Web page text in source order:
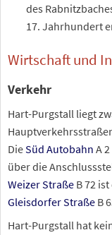
des
17. Jahrhundert
Wirtschaft und
Verkehr
Hart-Purgstall liegt
DieSüd Autobahn A
über die
Weizer Straße B72
Gleisdorfer Straße B
Hart-Purgstall hat